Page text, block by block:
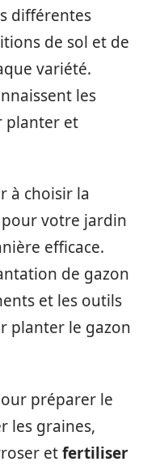
différentes
de sol et de
variété.
les
planter et
à choisir la
votre jardin
efficace.
de gazon
et les outils
planter le gazon
préparer le
les graines,
etfertiliser